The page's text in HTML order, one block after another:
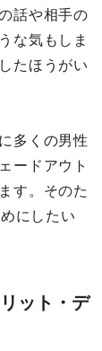
話や相手の
な気もしま
たほうがい
多くの男性
ードアウト
す。そのた
にしたい
ット・デ